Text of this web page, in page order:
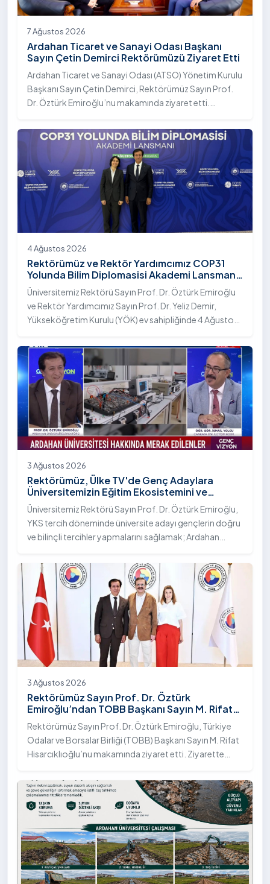
7 Ağustos 2026
Ardahan Ticaret ve Sanayi Odası Başkanı
Sayın Çetin Demirci Rektörümüzü Ziyaret Etti
Ardahan Ticaret ve Sanayi Odası (ATSO) Yönetim Kurulu
Başkanı Sayın Çetin Demirci, Rektörümüz Sayın Prof.
Dr. Öztürk Emiroğlu’nu makamında ziyaret etti.
arasındaki iş birliği imkânları ele alınırken, Ardahan’ın
ekonomik ve sosyo-kültürel gelişimine katkı
sağlayacak ortak projeler değerlendirildi.
4 Ağustos 2026
Rektörümüz ve Rektör Yardımcımız COP31
Yolunda Bilim Diplomasisi Akademi Lansmanı
Toplantısına Katıldı
Üniversitemiz Rektörü Sayın Prof. Dr. Öztürk Emiroğlu
ve Rektör Yardımcımız Sayın Prof. Dr. Yeliz Demir,
Yükseköğretim Kurulu (YÖK) ev sahipliğinde 4 Ağustos
Bilim Diplomasisi: Akademi Lansmanı” programına
katıldı.
3 Ağustos 2026
Rektörümüz, Ülke TV'de Genç Adaylara
Üniversitemizin Eğitim Ekosistemini ve
Sunduğu Nitelikli İmkânları Anlattı
Üniversitemiz Rektörü Sayın Prof. Dr. Öztürk Emiroğlu,
YKS tercih döneminde üniversite adayı gençlerin doğru
ve bilinçli tercihler yapmalarını sağlamak; Ardahan
çeşitliliğini ve nitelikli imkânlarını aktarmak üzere Ülke TV
ekranlarında yayımlanan "Genç Vizyon" programına
canlı yayın konuğu olarak katıldı.
3 Ağustos 2026
Rektörümüz Sayın Prof. Dr. Öztürk
Emiroğlu’ndan TOBB Başkanı Sayın M. Rifat
Hisarcıklıoğlu’na Ziyaret
Rektörümüz Sayın Prof. Dr. Öztürk Emiroğlu, Türkiye
Odalar ve Borsalar Birliği (TOBB) Başkanı Sayın M. Rifat
Hisarcıklıoğlu’nu makamında ziyaret etti. Ziyarette
Emiroğlu Hanımefendi eşlik etti.